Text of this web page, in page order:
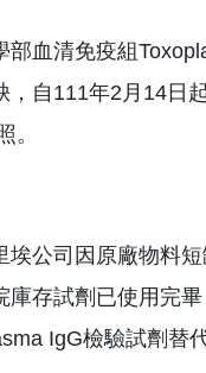
部血清免疫組
，自111年2月14日
。
埃公司因原廠物料
庫存試劑已使用完
IgG檢驗試劑替代